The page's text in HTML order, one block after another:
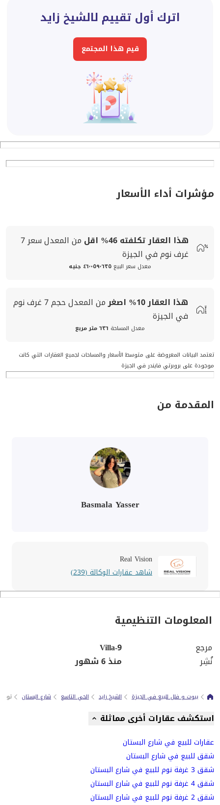
اترك أول تقييم لالشيخ زايد
قيم هذا المجتمع
مؤشرات أداء الأسعار
هذا العقار تكلفته46% اقل من المعدلسعر7
غرف نوم في الجيزة
معدل سعر البيع٤٦٬٠٥٩٬٦٣٥ جنيه
هذا العقار10% اصغرمن المعدلحجم 7 غرف نوم
في الجيزة
معدل المساحة ٦٣٦ متر مربع
تعتمد البيانات المعروضة على متوسط الأسعار والمساحات لجميع العقارات التي كانت
موجودة على بروبرتي فايندر في الجيزة
المقدمة من
Basmala Yasser
Real Vision
شاهد عقارات الوكالة (239)
المعلومات التنظيمية
مرجع
Villa-9
نُشِر
منذ 6 شهور
بيوت و فلل للبيع في الجيزة الشيخ زايد الحي التاسع شارع البستان
استكشف عقارات أخرى مماثلة
عقارات للبيع في شارع البستان
شقق للبيع في شارع البستان
شقق 3 غرفة نوم للبيع في شارع البستان
شقق 4 غرفة نوم للبيع في شارع البستان
شقق 2 غرفة نوم للبيع في شارع البستان